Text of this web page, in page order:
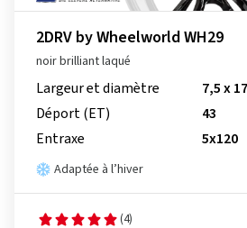
2DRV by Wheelworld WH29
noir brilliant laqué
Largeur et diamètre
7,5 x 17
Déport (ET)
43
Entraxe
5x120
Adaptée à l’hiver
(4)